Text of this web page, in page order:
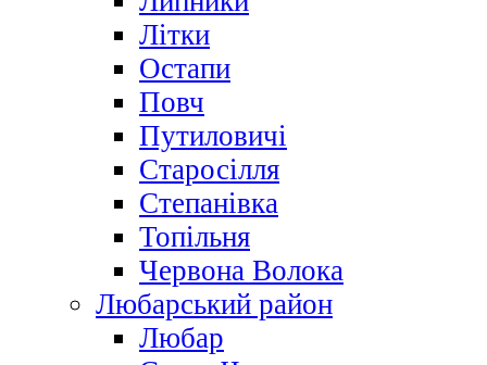
Літки
Остапи
Повч
Путиловичі
Старосілля
Степанівка
Топільня
Червона Волока
Любарський район
Любар